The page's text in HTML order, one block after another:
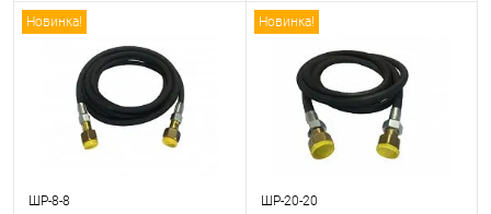
Новинка!
ШР-8-8
Новинка!
ШР-20-20